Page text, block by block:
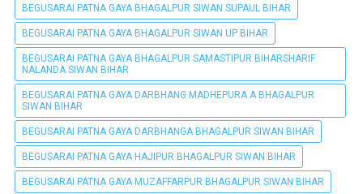
BEGUSARAI PATNA GAYA BHAGALPUR SIWAN SUPAUL BIHAR
BEGUSARAI PATNA GAYA BHAGALPUR SIWAN UP BIHAR
BEGUSARAI PATNA GAYA BHAGALPUR SAMASTIPUR BIHARSHARIF
NALANDA SIWAN BIHAR
BEGUSARAI PATNA GAYA DARBHANG MADHEPURA A BHAGALPUR
SIWAN BIHAR
BEGUSARAI PATNA GAYA DARBHANGA BHAGALPUR SIWAN BIHAR
BEGUSARAI PATNA GAYA HAJIPUR BHAGALPUR SIWAN BIHAR
BEGUSARAI PATNA GAYA MUZAFFARPUR BHAGALPUR SIWAN BIHAR